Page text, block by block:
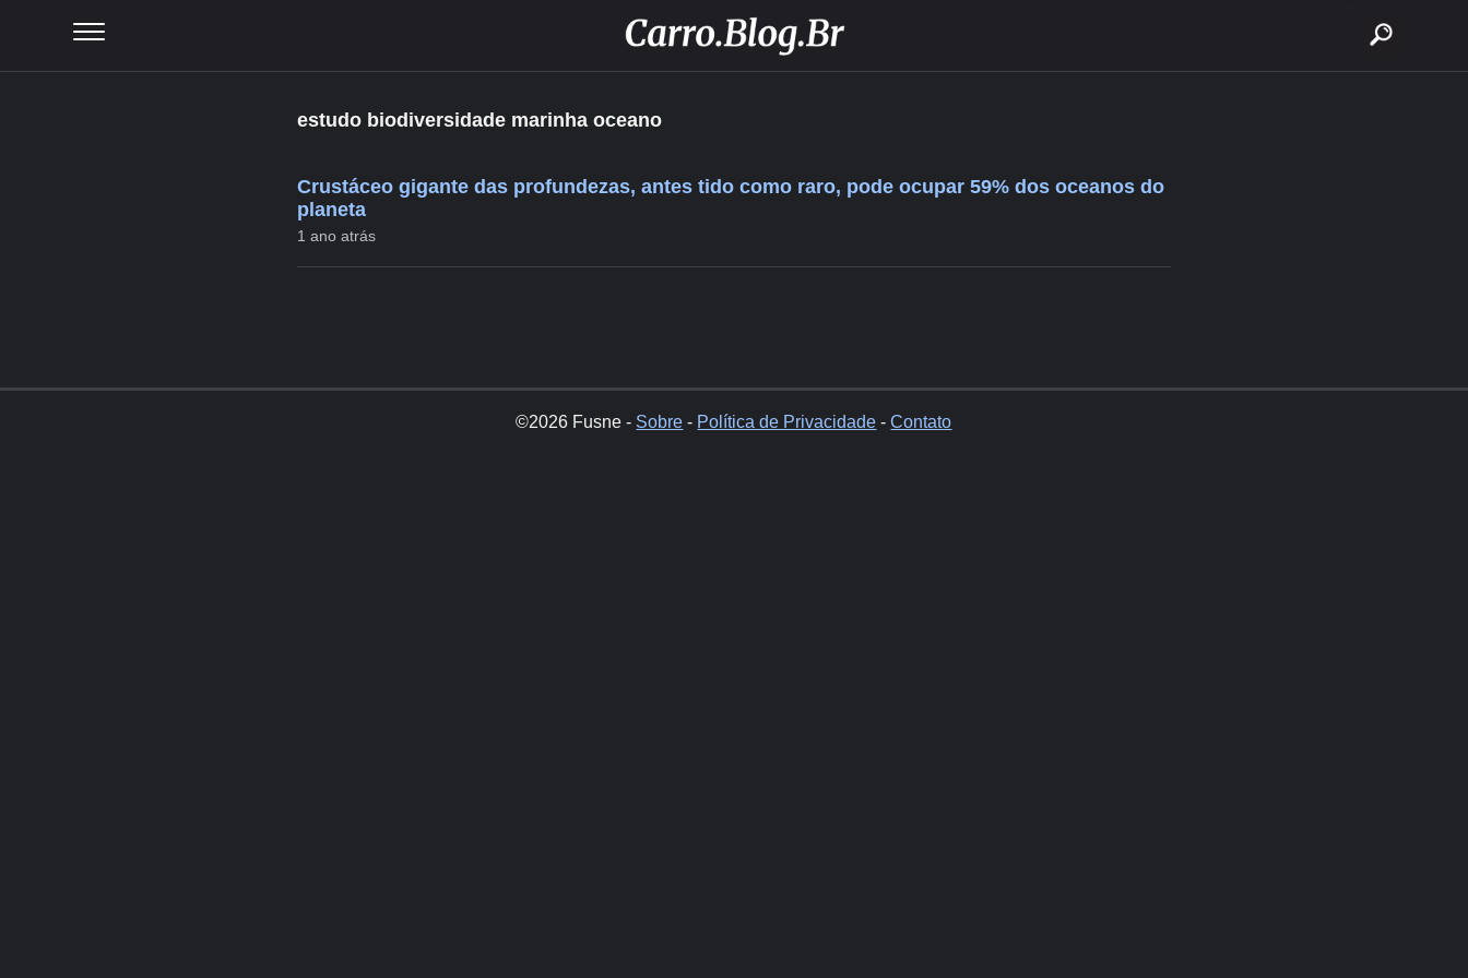
estudo biodiversidade marinha oceano
Crustáceo gigante das profundezas, antes tido como raro, pode ocupar 59% dos oceanos do
planeta
1 ano atrás
©2026 Fusne - Sobre - Política de Privacidade -Contato